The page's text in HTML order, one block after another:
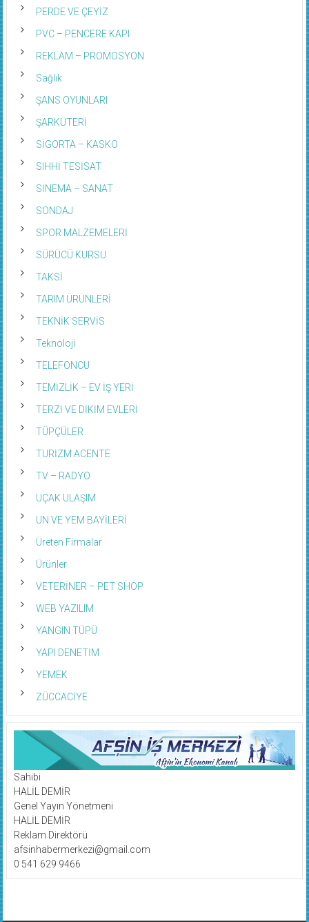
PERDE VE ÇEYİZ
PVC – PENCERE KAPI
REKLAM – PROMOSYON
Sağlık
ŞANS OYUNLARI
ŞARKÜTERİ
SİGORTA – KASKO
SIHHİ TESİSAT
SİNEMA – SANAT
SONDAJ
SPOR MALZEMELERİ
SÜRÜCÜ KURSU
TAKSİ
TARIM ÜRÜNLERİ
TEKNİK SERVİS
Teknoloji
TELEFONCU
TEMİZLİK – EV İŞ YERİ
TERZİ VE DİKİM EVLERİ
TÜPÇÜLER
TURİZM ACENTE
TV – RADYO
UÇAK ULAŞIM
UN VE YEM BAYİLERİ
Üreten Firmalar
Ürünler
VETERİNER – PET SHOP
WEB YAZILIM
YANGIN TÜPÜ
YAPI DENETİM
YEMEK
ZÜCCACİYE
Sahibi
HALİL DEMİR
Genel Yayın Yönetmeni
HALİL DEMİR
Reklam Direktörü
afsinhabermerkezi@gmail.com
0 541 629 9466